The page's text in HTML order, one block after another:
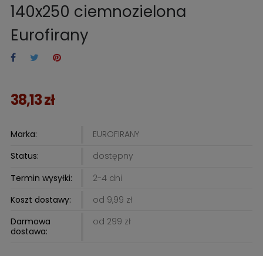
140x250 ciemnozielona
Eurofirany
38,13 zł
Marka:
EUROFIRANY
Status:
dostępny
Termin wysyłki:
2-4 dni
Koszt dostawy:
od 9,99 zł
Darmowa
dostawa:
od 299 zł